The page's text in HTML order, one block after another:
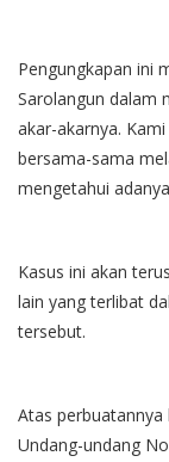
Pengungkapan ini
Sarolangun dalam
akar-akarnya.
bersama-sama
mengetahui
Kasus ini akan
lain yang terlibat
tersebut.
Atas perbuatannya
Undang-undang